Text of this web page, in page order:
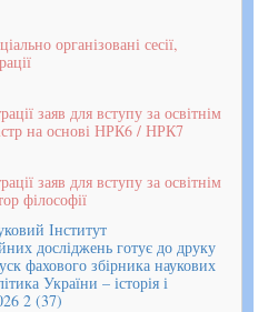
організовані сесії,
заяв для вступу за освітнім
на основі НРК6 / НРК7
заяв для вступу за освітнім
філософії
Інститут
досліджень готує до друку
фахового збірника наукових
України – історія і
2 (37)